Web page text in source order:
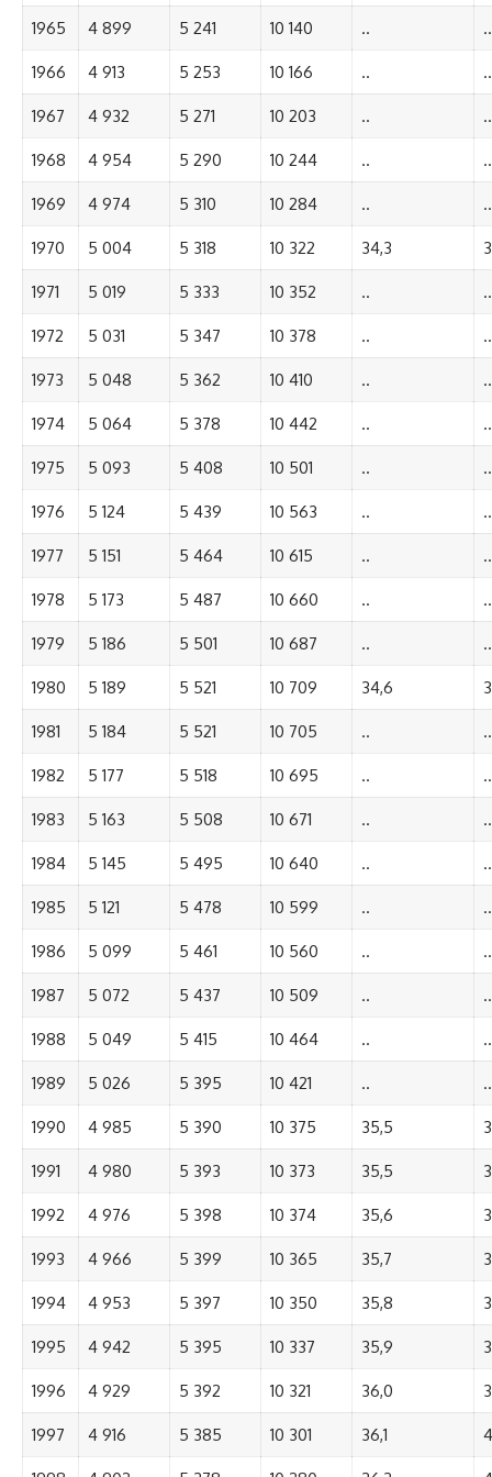
1965 4 899 5 241 10 140 .. ..
1966 4 913 5 253 10 166 .. ..
1967 4 932 5 271 10 203 .. ..
1968 4 954 5 290 10 244 .. ..
1969 4 974 5 310 10 284 .. ..
1970 5 004 5 318 10 322 34,3
1971 5 019 5 333 10 352 .. ..
1972 5 031 5 347 10 378 .. ..
1973 5 048 5 362 10 410 .. ..
1974 5 064 5 378 10 442 .. ..
1975 5 093 5 408 10 501 .. ..
1976 5 124 5 439 10 563 .. ..
1977 5 151 5 464 10 615 .. ..
1978 5 173 5 487 10 660 .. ..
1979 5 186 5 501 10 687 .. ..
1980 5 189 5 521 10 709 34,6
1981 5 184 5 521 10 705 .. ..
1982 5 177 5 518 10 695 .. ..
1983 5 163 5 508 10 671 .. ..
1984 5 145 5 495 10 640 .. ..
1985 5 121 5 478 10 599 .. ..
1986 5 099 5 461 10 560 .. ..
1987 5 072 5 437 10 509 .. ..
1988 5 049 5 415 10 464 .. ..
1989 5 026 5 395 10 421 .. ..
1990 4 985 5 390 10 375 35,5
1991 4 980 5 393 10 373 35,5
1992 4 976 5 398 10 374 35,6
1993 4 966 5 399 10 365 35,7
1994 4 953 5 397 10 350 35,8
1995 4 942 5 395 10 337 35,9
1996 4 929 5 392 10 321 36,0
1997 4 916 5 385 10 301 36,1